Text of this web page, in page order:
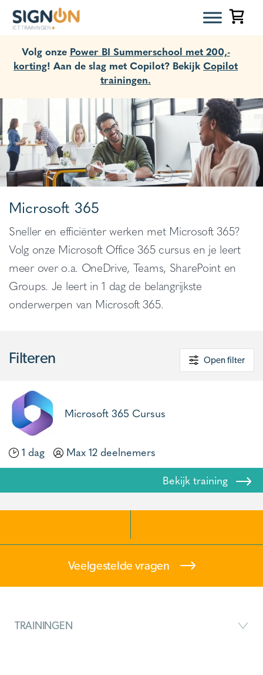
Volg onze Power BI Summerschool met 200,-
korting! Aan de slag met Copilot? Bekijk Copilot
trainingen.
Microsoft 365
Sneller en efficiënter werken met Microsoft 365?
Volg onze Microsoft Office 365 cursus en je leert
meer over o.a. OneDrive, Teams, SharePoint en
Groups. Je leert in 1 dag de belangrijkste
onderwerpen van Microsoft 365.
Filteren Open filter
Microsoft 365 Cursus
1 dag
Max 12 deelnemers
Bekijk training
Veelgestelde vragen
TRAININGEN